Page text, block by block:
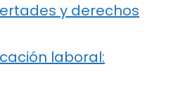
y derechos
laboral: